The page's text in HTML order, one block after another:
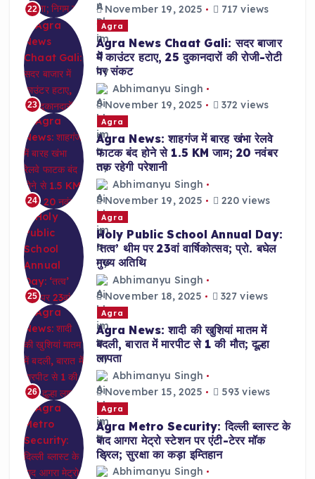
22 November 19, 2025 717 views
23
Agra
Agra News Chaat Gali: सदर बाजार
में काउंटर हटाए, 25 दुकानदारों की रोजी-रोटी
पर संकट
Abhimanyu Singh
November 19, 2025
372 views
24
Agra
Agra News: शाहगंज में बारह खंभा रेलवे
फाटक बंद होने से 1.5 KM जाम; 20 नवंबर
तक रहेगी परेशानी
Abhimanyu Singh
November 19, 2025
220 views
25
Agra
Holy Public School Annual Day:
‘तत्व’ थीम पर 23वां वार्षिकोत्सव; प्रो. बघेल
मुख्य अतिथि
Abhimanyu Singh
November 18, 2025
327 views
26
Agra
Agra News: शादी की खुशियां मातम में
बदली, बारात में मारपीट से 1 की मौत; दूल्हा
लापता
Abhimanyu Singh
November 15, 2025
593 views
Agra
Agra Metro Security: दिल्ली ब्लास्ट के
बाद आगरा मेट्रो स्टेशन पर एंटी-टेरर मॉक
ड्रिल; सुरक्षा का कड़ा इम्तिहान
Abhimanyu Singh